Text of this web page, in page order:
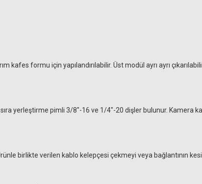
formu için yapılandırılabilir. Üst modül ayrı ayrı
yerleştirme pimli 3/8"-16 ve 1/4"-20 dişler bulunur. Kamera
birlikte verilen kablo kelepçesi çekmeyi veya bağlantının